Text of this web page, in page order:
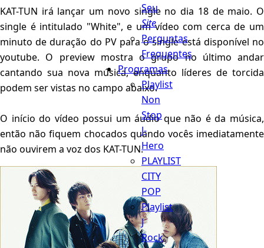
Seu
Site
Perguntas
Frequentes
Programas
Playlist
Non
Stop
J-
Hero
PLAYLIST
CITY
POP
Playlist
J
Rock
KAT-TUN irá lançar um novo single no dia 18 de maio. O
single é intitulado "White", e um vídeo com cerca de um
minuto de duração do PV para o single está disponível no
youtube. O preview mostra o grupo no último andar
cantando sua nova música, enquanto líderes de torcida
podem servistas no campo abaixo.
O início do vídeo possui um áudio que não é da música,
então não fiquem chocados quando vocês imediatamente
não ouvirem a voz dos KAT-TUN.